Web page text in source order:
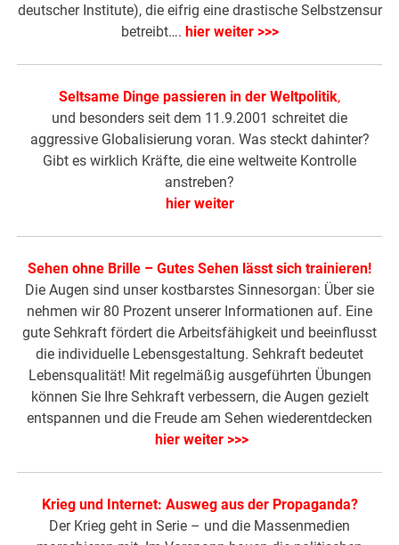
deutscher Institute), die eifrig eine drastische Selbstzensur
betreibt…. hier weiter >>>
Seltsame Dinge passieren in der Weltpolitik,
und besonders seit dem 11.9.2001 schreitet die
aggressive Globalisierung voran. Was steckt dahinter?
Gibt es wirklich Kräfte, die eine weltweite Kontrolle
anstreben?
hier weiter
Sehen ohne Brille – Gutes Sehen lässt sich trainieren!
Die Augen sind unser kostbarstes Sinnesorgan: Über sie
nehmen wir 80 Prozent unserer Informationen auf. Eine
gute Sehkraft fördert die Arbeitsfähigkeit und beeinflusst
die individuelle Lebensgestaltung. Sehkraft bedeutet
Lebensqualität! Mit regelmäßig ausgeführten Übungen
können Sie Ihre Sehkraft verbessern, die Augen gezielt
entspannen und die Freude am Sehen wiederentdecken
hier weiter >>>
Krieg und Internet: Ausweg aus der Propaganda?
Der Krieg geht in Serie – und die Massenmedien